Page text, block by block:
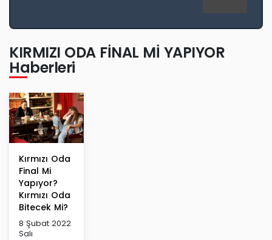
KIRMIZI ODA FİNAL Mİ YAPIYOR
Haberleri
Kırmızı Oda
Final Mi
Yapıyor?
Kırmızı Oda
Bitecek Mi?
8 Şubat 2022
Salı